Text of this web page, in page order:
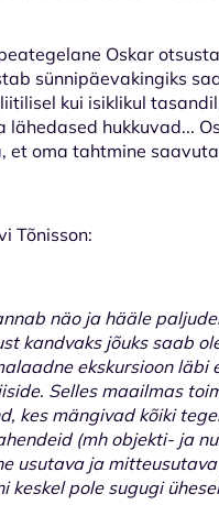
Oskar
sünnipäevakingiks
kui isiklikul
lähedased hukkuvad...
et oma tahtmine
Tõnisson:
näo ja hääle
kandvaks jõuks saab
ekskursioon
Selles maailmas
kes mängivad kõiki
(mh objekti- ja
usutava ja
keskel pole sugugi